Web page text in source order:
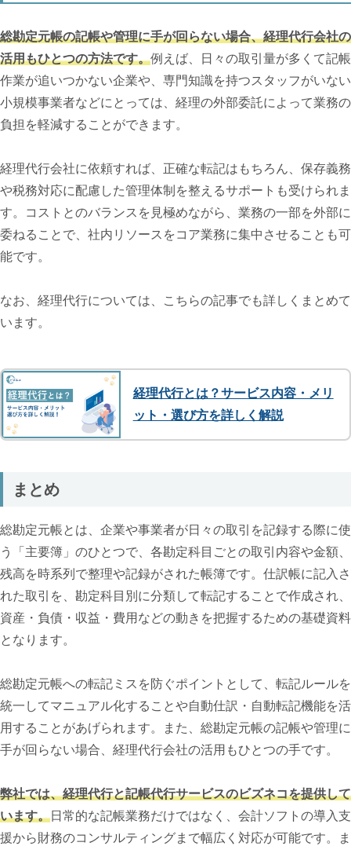
総勘定元帳の記帳や管理に手が回らない場合、経理代行会社の
活用もひとつの方法です。例えば、日々の取引量が多くて記帳
作業が追いつかない企業や、専門知識を持つスタッフがいない
小規模事業者などにとっては、経理の外部委託によって業務の
負担を軽減することができます。
経理代行会社に依頼すれば、正確な転記はもちろん、保存義務
や税務対応に配慮した管理体制を整えるサポートも受けられま
す。コストとのバランスを見極めながら、業務の一部を外部に
委ねることで、社内リソースをコア業務に集中させることも可
能です。
なお、経理代行については、こちらの記事でも詳しくまとめて
います。
経理代行とは？サービス内容・メリ
ット・選び方を詳しく解説
まとめ
総勘定元帳とは、企業や事業者が日々の取引を記録する際に使
う「主要簿」のひとつで、各勘定科目ごとの取引内容や金額、
残高を時系列で整理や記録がされた帳簿です。仕訳帳に記入さ
れた取引を、勘定科目別に分類して転記することで作成され、
資産・負債・収益・費用などの動きを把握するための基礎資料
となります。
総勘定元帳への転記ミスを防ぐポイントとして、転記ルールを
統一してマニュアル化することや自動仕訳・自動転記機能を活
用することがあげられます。また、総勘定元帳の記帳や管理に
手が回らない場合、経理代行会社の活用もひとつの手です。
弊社では、経理代行と記帳代行サービスのビズネコを提供して
います。日常的な記帳業務だけではなく、会計ソフトの導入支
援から財務のコンサルティングまで幅広く対応が可能です。ま